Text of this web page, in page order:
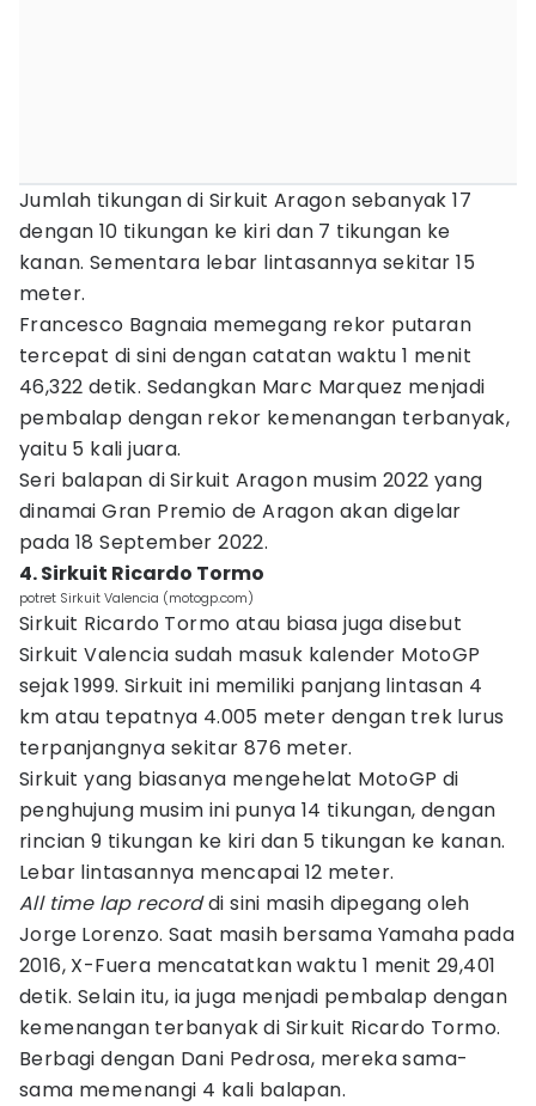
Jumlah tikungan di Sirkuit Aragon sebanyak 17
dengan 10 tikungan ke kiri dan 7 tikungan ke
kanan. Sementara lebar lintasannya sekitar 15
meter.
Francesco Bagnaia memegang rekor putaran
tercepat di sini dengan catatan waktu 1 menit
46,322 detik. Sedangkan Marc Marquez menjadi
pembalap dengan rekor kemenangan terbanyak,
yaitu 5 kali juara.
Seri balapan di Sirkuit Aragon musim 2022 yang
dinamai Gran Premio de Aragon akan digelar
pada 18 September 2022.
4. Sirkuit Ricardo Tormo
potret Sirkuit Valencia (motogp.com)
Sirkuit Ricardo Tormo atau biasa juga disebut
Sirkuit Valencia sudah masuk kalender MotoGP
sejak 1999. Sirkuit ini memiliki panjang lintasan 4
km atau tepatnya 4.005 meter dengan trek lurus
terpanjangnya sekitar 876 meter.
Sirkuit yang biasanya mengehelat MotoGP di
penghujung musim ini punya 14 tikungan, dengan
rincian 9 tikungan ke kiri dan 5 tikungan ke kanan.
Lebar lintasannya mencapai 12 meter.
All time lap recorddi sini masih dipegang oleh
Jorge Lorenzo. Saat masih bersama Yamaha pada
2016, X-Fuera mencatatkan waktu 1 menit 29,401
detik. Selain itu, ia juga menjadi pembalap dengan
kemenangan terbanyak di Sirkuit Ricardo Tormo.
Berbagi dengan Dani Pedrosa, mereka sama-
sama memenangi 4 kali balapan.